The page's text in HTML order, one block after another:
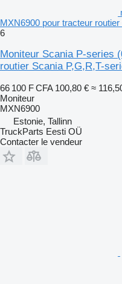
MXN6900 pour tracteur
6
Moniteur Scania P-series
routier Scania P,G,R,T-
66 100 F CFA 100,80 € ≈
Moniteur
MXN6900
Estonie, Tallinn
TruckParts Eesti OÜ
Contacter le vendeur